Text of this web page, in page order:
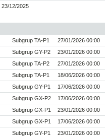
23/12/2025
Subgrup TA-P1
27/01/2026 00:00
Subgrup GY-P2
23/01/2026 00:00
Subgrup TA-P2
27/01/2026 00:00
Subgrup TA-P1
18/06/2026 00:00
Subgrup GY-P1
17/06/2026 00:00
Subgrup GX-P2
17/06/2026 00:00
Subgrup GX-P1
23/01/2026 00:00
Subgrup GX-P1
17/06/2026 00:00
Subgrup GY-P1
23/01/2026 00:00